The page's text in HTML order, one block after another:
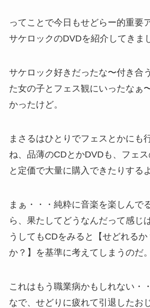
ってことで今日もせどらー的重要
サケロックのDVDを紹介してきま
サケロック好きだったな〜付き合
た女の子とフェス観にいったなぁ
かったけど。
まさるはひとりでフェスとかにも
ね、品薄のCDとかDVDも、フェ
と定価で大量に購入できたりするよ
まぁ・・・純粋に音楽を楽しんで
ら、果たしてどうなんだって感じ
うしてもCDをみると【せどれる
か？】を基準に考えてしまうのだ。
これはもう職業病かもしれない・
なで、せどりに疲れて引退したお